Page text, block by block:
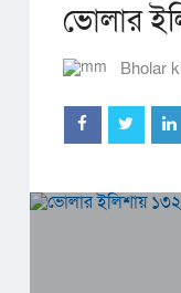
ভোলার
Bholar